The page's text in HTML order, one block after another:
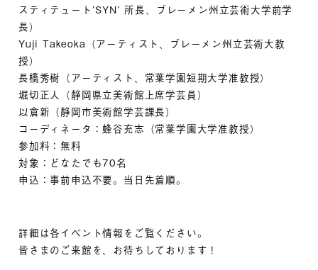
スティテュート’SYN’ 所長、ブレーメン州立芸術大学前学
長）
Yuji Takeoka（アーティスト、ブレーメン州立芸術大教
授）
長橋秀樹（アーティスト、常葉学園短期大学准教授）
堀切正人（静岡県立美術館上席学芸員）
以倉新（静岡市美術館学芸課長）
コーディネータ：蜂谷充志（常葉学園大学准教授）
参加料：無料
対象：どなたでも70名
申込：事前申込不要。当日先着順。
詳細は各イベント情報をご覧ください。
皆さまのご来館を、お待ちしております！